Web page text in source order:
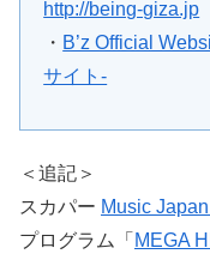
http://being-giza.jp
・ B’z Official
サイト-
＜追記＞
スカパー Music
プログラム「 MEGA